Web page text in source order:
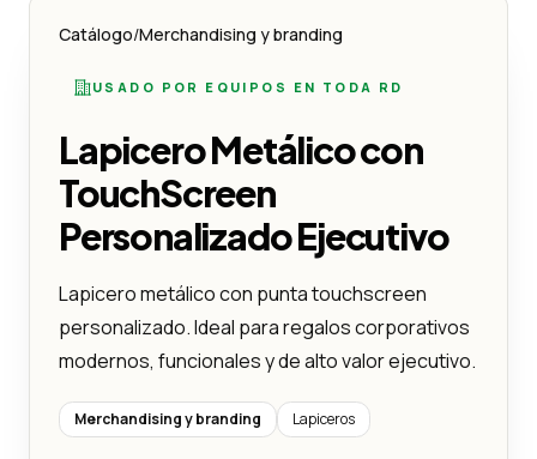
Catálogo/Merchandising y branding
USADO POR EQUIPOS EN TODA RD
Lapicero Metálico con
TouchScreen
Personalizado Ejecutivo
Lapicero metálico con punta touchscreen
personalizado. Ideal para regalos corporativos
modernos, funcionales y de alto valor ejecutivo.
Merchandising y branding Lapiceros